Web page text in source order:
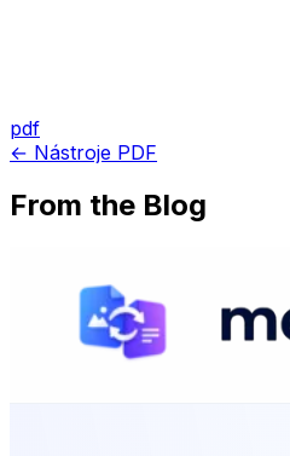
pdf
← Nástroje PDF
From the Blog